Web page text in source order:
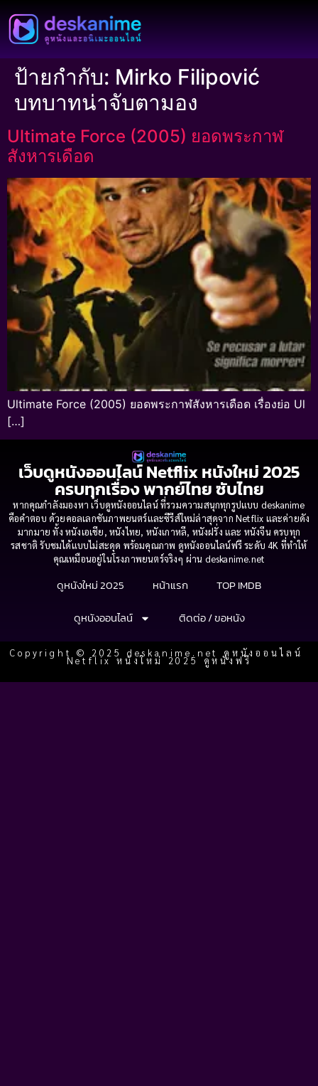
ป้ายกำกับ: Mirko Filipović
บทบาทน่าจับตามอง
Ultimate Force (2005) ยอดพระกาฬ
สังหารเดือด
Ultimate Force (2005) ยอดพระกาฬสังหารเดือด เรื่องย่อ Ul
[…]
เว็บดูหนังออนไลน์ Netflix หนังใหม่ 2025
ครบทุกเรื่อง พากย์ไทย ซับไทย
หากคุณกำลังมองหา เว็บดูหนังออนไลน์ ที่รวมความสนุกทุกรูปแบบ deskanime
คือคำตอบ ด้วยคอลเลกชันภาพยนตร์และซีรีส์ใหม่ล่าสุดจาก Netflix และค่ายดัง
มากมาย ทั้ง หนังเอเชีย, หนังไทย, หนังเกาหลี, หนังฝรั่ง และ หนังจีน ครบทุก
รสชาติ รับชมได้แบบไม่สะดุด พร้อมคุณภาพ ดูหนังออนไลน์ฟรี ระดับ 4K ที่ทำให้
คุณเหมือนอยู่ในโรงภาพยนตร์จริงๆ ผ่าน deskanime.net
ดูหนังใหม่ 2025 หน้าแรก
TOP IMDB
ดูหนังออนไลน์
ติดต่อ / ขอหนัง
Copyright © 2025 deskanime.net ดูหนังออนไลน์
Netflix หนังใหม่ 2025 ดูหนังฟรี